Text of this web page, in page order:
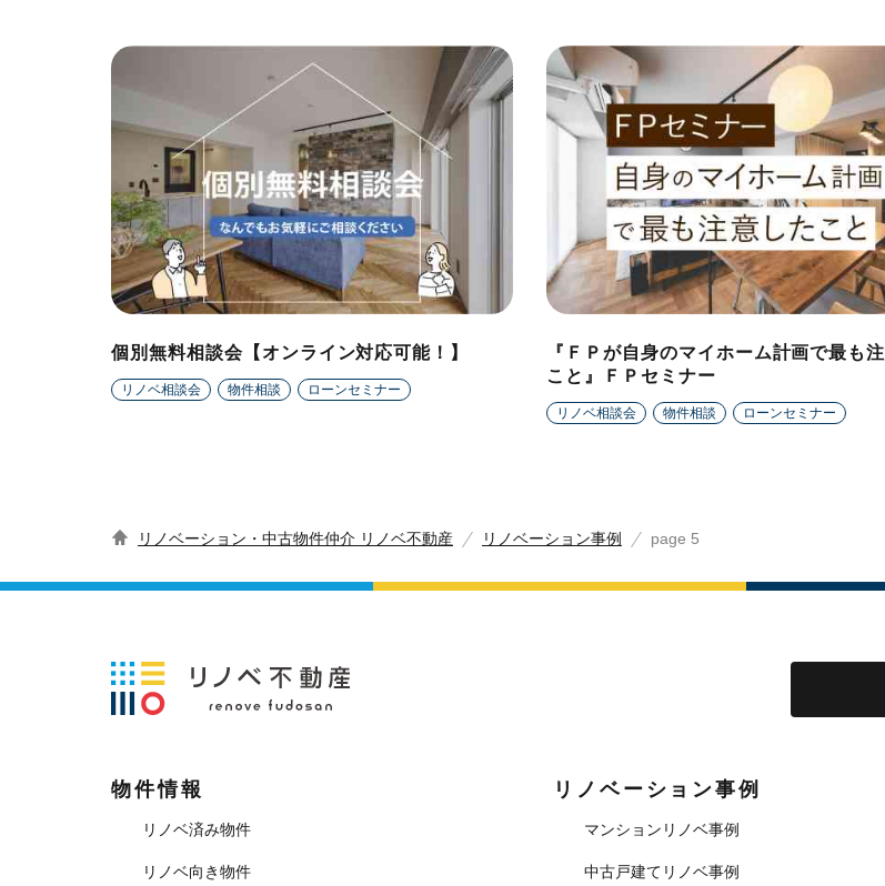
個別無料相談会【オンライン対応可能！】
リノベ相談会 物件相談 ローンセミナー
『ＦＰが自身のマイホーム計画で最も
こと』ＦＰセミナー
リノベ相談会 物件相談 ローンセミナー
リノベーション・中古物件仲介 リノベ不動産 リノベーション事例 page 5
物件情報
リノベ済み物件
リノベ向き物件
リノベーション事例
マンションリノベ事例
中古戸建てリノベ事例